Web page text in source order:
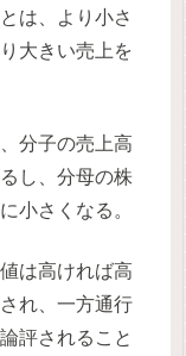
は、より小さ
大きい売上を
分子の売上高
し、分母の株
小さくなる。
は高ければ高
れ、一方通行
評されること